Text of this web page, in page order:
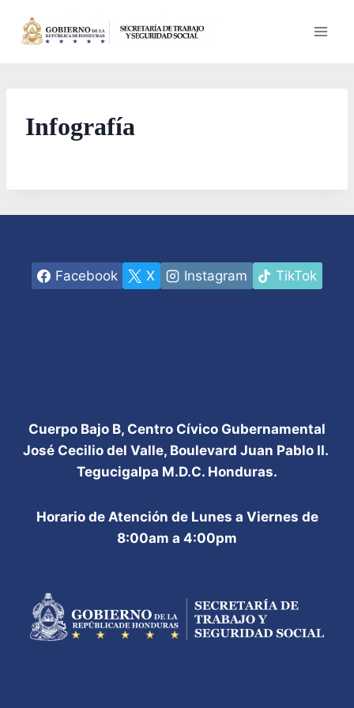
Infografía
Facebook X Instagram TikTok
Cuerpo Bajo B, Centro Cívico Gubernamental
José Cecilio del Valle, Boulevard Juan Pablo II.
Tegucigalpa M.D.C. Honduras.
Horario de Atención de Lunes a Viernes de
8:00am a 4:00pm